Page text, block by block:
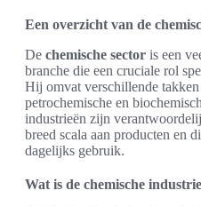
Een overzicht van de
De chemische sector is een
branche die een cruciale rol
Hij omvat verschillende takken
petrochemische en
industrieën zijn
breed scala aan producten en
dagelijks gebruik.
Wat is de chemische